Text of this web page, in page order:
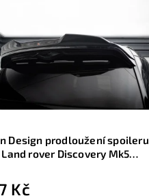
Design prodloužení spoileru
rover Discovery Mk5
Kč